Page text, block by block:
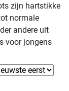
zijn hartstikke
normale
andere uit
voor jongens